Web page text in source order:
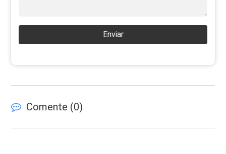
Enviar
Comente (0)